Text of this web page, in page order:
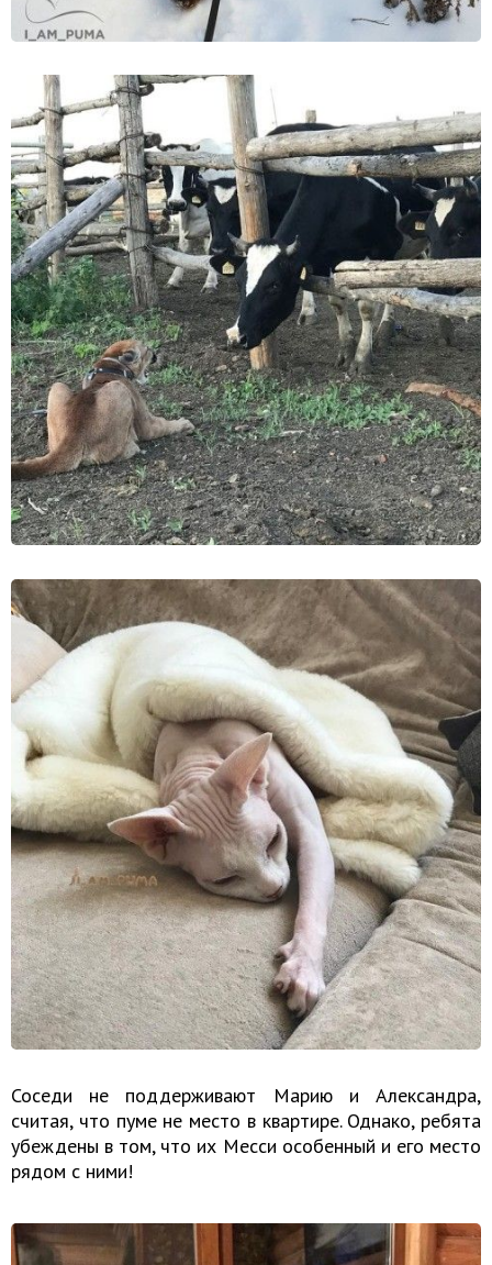
Соседи не поддерживают Марию и Александра,
считая, что пуме не место в квартире. Однако, ребята
убеждены в том, что их Месси особенный и его место
рядом с ними!